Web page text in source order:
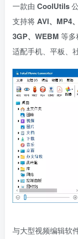
一款由 CoolUtils
支持将AVI、MP4
3GP、WEBM 等多
适配手机、平板、
与大型视频编辑软